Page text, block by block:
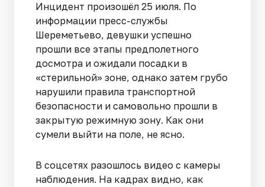
Инцидент произошёл 25 июля. По
информации пресс-службы
Шереметьево, девушки успешно
прошли все этапы предполетного
досмотра и ожидали посадки в
«стерильной» зоне, однако затем грубо
нарушили правила транспортной
безопасности и самовольно прошли в
закрытую режимную зону. Как они
сумели выйти на поле, не ясно.
В соцсетях разошлось видео с камеры
наблюдения. На кадрах видно, как